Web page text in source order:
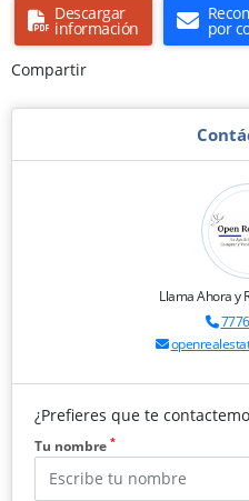
Descargar
información
por
Compartir
Llama Ahora y
¿Prefieres que te
Tu nombre *